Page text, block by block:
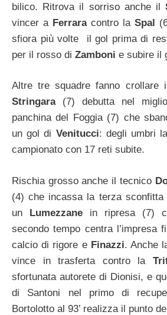
bilico. Ritrova il sorriso anche il
vincer a Ferraracontro la Spal
sfiora più volte il gol prima di
per il rosso di Zamboni e subire il
Altre tre squadre fanno crollare
Stringara(7) debutta nel
panchina del Foggia (7) che
un gol di Venitucci: degli umbri
campionato con 17 reti subite.
Rischia grosso anche il tecnico
(4) che incassa la terza sconfitta
un Lumezzane in ripresa (7)
secondo tempo centra l’impresa
calcio di rigore e Finazzi. Anche
vince in trasferta contro la
sfortunata autorete di Dionisi, e
di Santoni nel primo di
Bortolotto al 93’ realizza il punto